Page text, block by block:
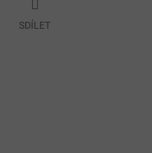
SDÍLET